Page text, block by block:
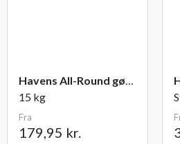
Havens All-Round gødning NPK 12-2-10
15 kg
Fra
179,95 kr.